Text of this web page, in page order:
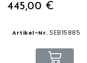
445,00 €
Artikel-Nr. SEB15885